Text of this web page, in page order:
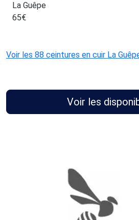
La Guêpe
65€
Voir les 88 ceintures en cuir La
Voir les